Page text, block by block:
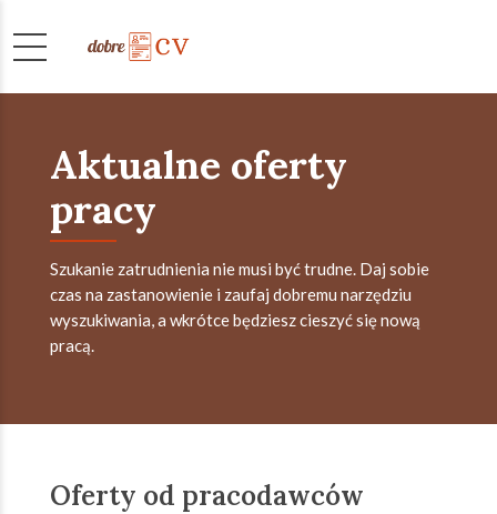
Aktualne oferty
pracy
Szukanie zatrudnienia nie musi być trudne. Daj sobie
czas na zastanowienie i zaufaj dobremu narzędziu
wyszukiwania, a wkrótce będziesz cieszyć się nową
pracą.
Oferty od pracodawców